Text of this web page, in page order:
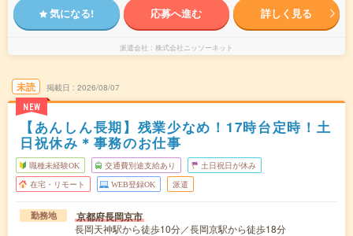
気になる! 応募へ進む 詳しく見る
派遣会社 株式会社ニッソーネット
未読
NEW
掲載日 2026/08/07
【あんしん長期】残業少なめ！17時台定時！土
日祝休み＊事務のお仕事
職種未経験OK 交通費別途支給あり 土日祝日が休み
在宅・リモート WEB登録OK 派遣
勤務地 京都府長岡京市
長岡天神駅から徒歩10分／長岡京駅から徒歩18分